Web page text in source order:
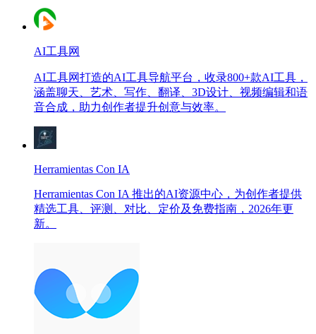
AI工具网
AI工具网打造的AI工具导航平台，收录800+款AI工具，
涵盖聊天、艺术、写作、翻译、3D设计、视频编辑和语
音合成，助力创作者提升创意与效率。
Herramientas Con IA
Herramientas Con IA 推出的AI资源中心，为创作者提供
精选工具、评测、对比、定价及免费指南，2026年更
新。